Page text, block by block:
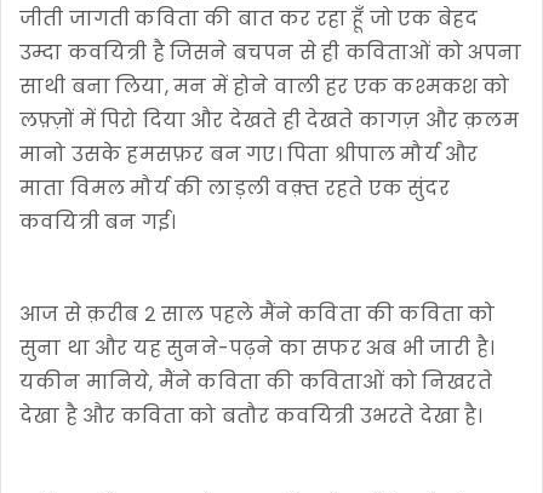
जीती जागती कविता की बात कर रहा हूँ जो एक बेहद
उम्दा कवयित्री है जिसने बचपन से ही कविताओं को अपना
साथी बना लिया, मन में होने वाली हर एक कश्मकश को
लफ़्ज़ों में पिरो दिया और देखते ही देखते कागज़ और क़लम
मानो उसके हमसफ़र बन गए। पिता श्रीपाल मौर्य और
माता विमल मौर्य की लाड़ली वक़्त रहते एक सुंदर
कवयित्री बन गई।
आज से क़रीब २ साल पहले मैंने कविता की कविता को
सुना था और यह सुनने-पढ़ने का सफर अब भी जारी है।
यकीन मानिये, मैंने कविता की कविताओं को निखरते
देखा है और कविता को बतौर कवयित्री उभरते देखा है।